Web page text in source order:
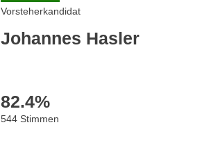
Vorsteherkandidat
Johannes Hasler
82.4%
544 Stimmen